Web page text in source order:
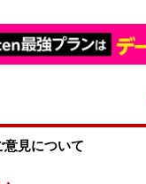
意見について